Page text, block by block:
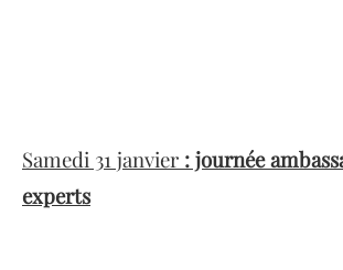
Samedi 31 janvier : journée
experts